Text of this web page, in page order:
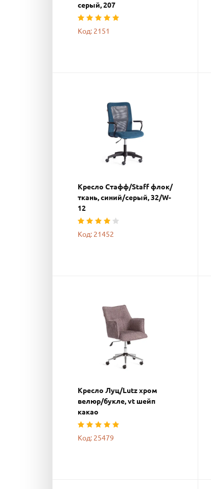
серый, 207
Код: 2151
Кресло Стафф/Staff флок/
ткань, синий/серый, 32/W-
12
Код: 21452
Кресло Луц/Lutz хром
велюр/букле, vt шейп
какао
Код: 25479